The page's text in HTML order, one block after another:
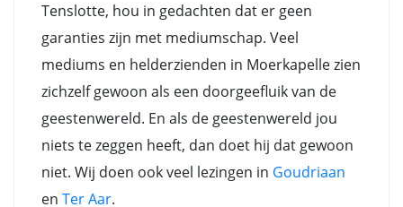
Tenslotte, hou in gedachten dat er geen
garanties zijn met mediumschap. Veel
mediums en helderzienden in Moerkapelle zien
zichzelf gewoon als een doorgeefluik van de
geestenwereld. En als de geestenwereld jou
niets te zeggen heeft, dan doet hij dat gewoon
niet. Wij doen ook veel lezingen in Goudriaan
en Ter Aar.